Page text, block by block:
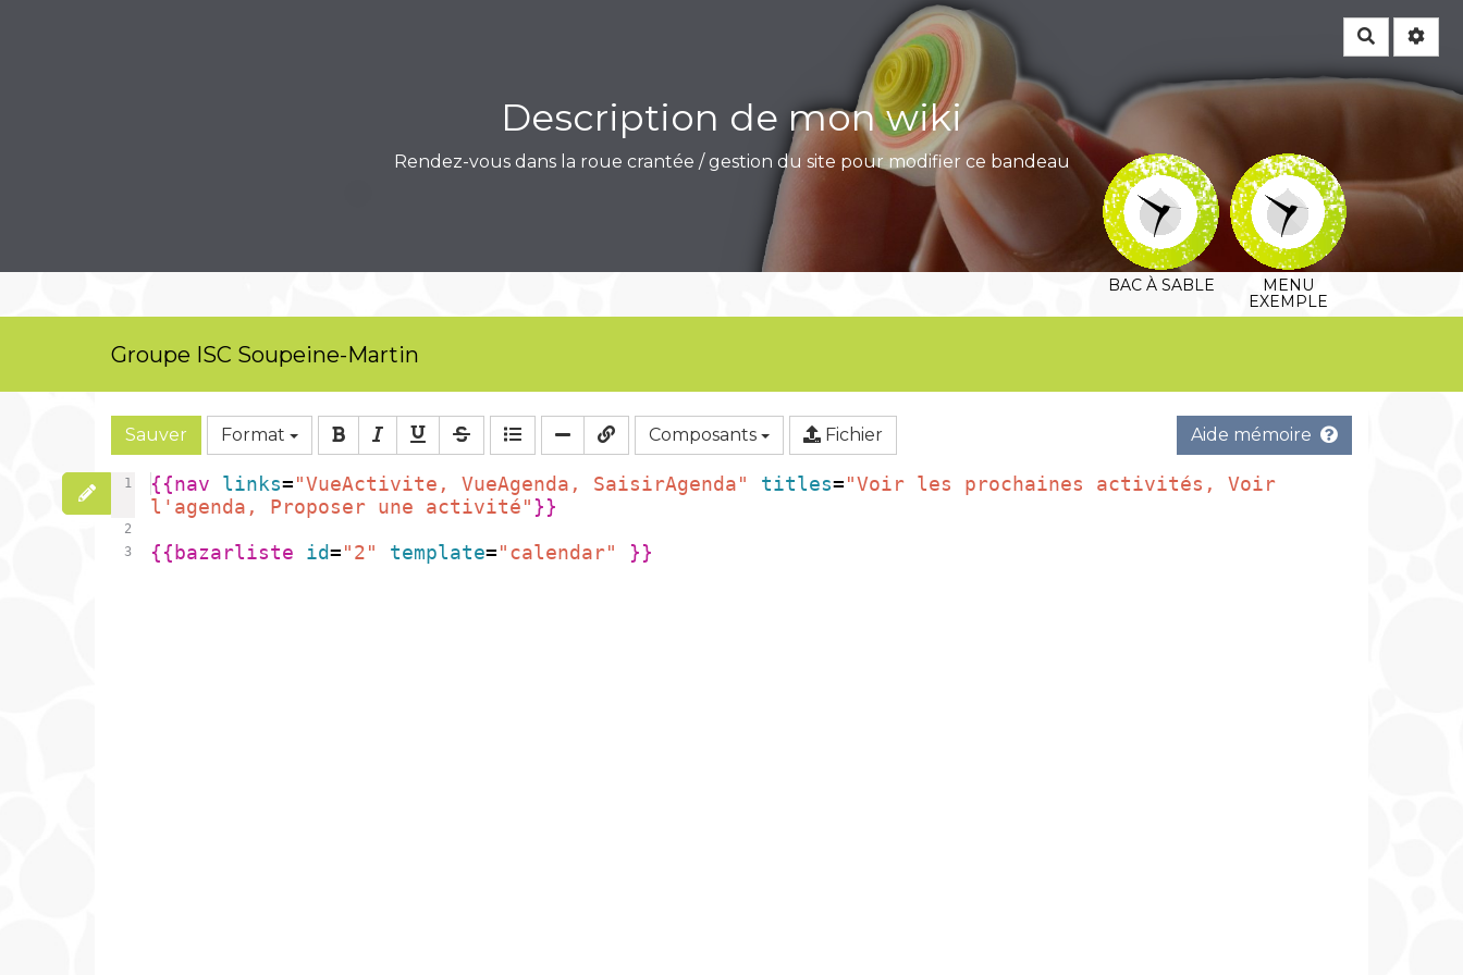
Rechercher
Description de mon wiki
Rendez-vous dans la roue crantée / gestion du site pour modifier ce bandeau
Groupe ISC Soupeine-Martin
BAC À SABLE
MENU
EXEMPLE
Sauver Format Composants Aide mémoire
Fichier
1
2
3
{{nav links="VueActivite, VueAgenda, SaisirAgenda" titles="Voir les prochaines activités, Voir
l'agenda, Proposer une activité" }}
{{ bazarliste id="2" template="calendar" }}